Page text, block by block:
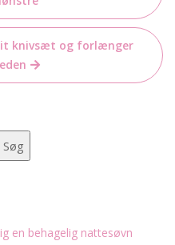
knivsæt og forlænger
Søg
en behagelig nattesøvn